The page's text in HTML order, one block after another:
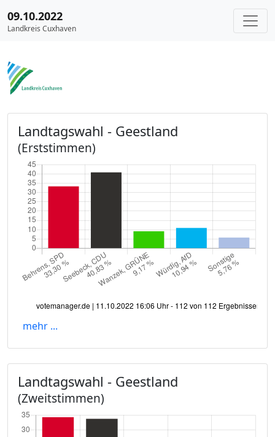
09.10.2022
Landkreis Cuxhaven
Landtagswahl - Geestland
(Erststimmen)
mehr ...
Landtagswahl - Geestland
(Zweitstimmen)